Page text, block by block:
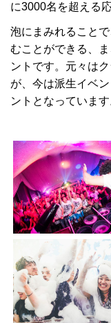
に3000名を超える
泡にまみれること
むことができる、
ントです。元々は
が、今は派生イベ
ントとなっています